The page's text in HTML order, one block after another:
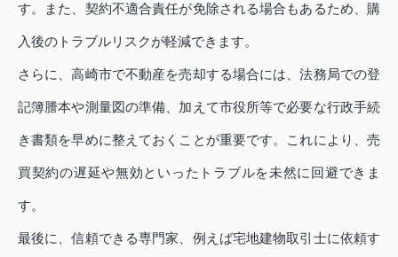
す。また、契約不適合責任が免除される場合もあるため、購
入後のトラブルリスクが軽減できます。
さらに、高崎市で不動産を売却する場合には、法務局での登
記簿謄本や測量図の準備、加えて市役所等で必要な行政手続
き書類を早めに整えておくことが重要です。これにより、売
買契約の遅延や無効といったトラブルを未然に回避できま
す。
最後に、信頼できる専門家、例えば宅地建物取引士に依頼す